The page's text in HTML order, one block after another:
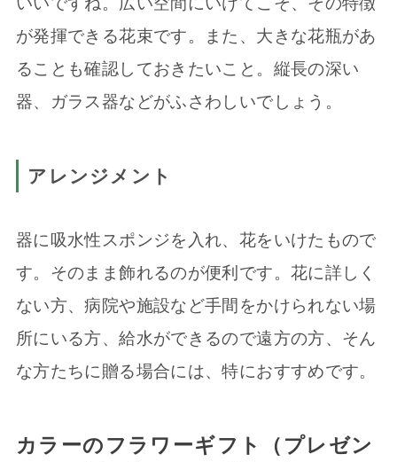
が発揮できる花束です。また、大きな花瓶があ
ることも確認しておきたいこと。縦長の深い
器、ガラス器などがふさわしいでしょう。
アレンジメント
器に吸水性スポンジを入れ、花をいけたもので
す。そのまま飾れるのが便利です。花に詳しく
ない方、病院や施設など手間をかけられない場
所にいる方、給水ができるので遠方の方、そん
な方たちに贈る場合には、特におすすめです。
カラーのフラワーギフト（プレゼン